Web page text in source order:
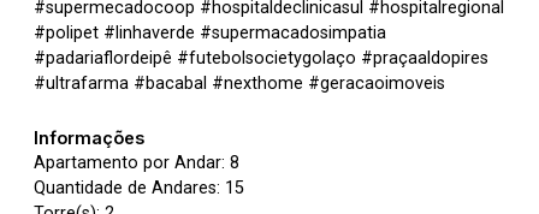
#supermecadocoop #hospitaldeclinicasul #hospitalregional
#polipet #linhaverde #supermacadosimpatia
#padariaflordeipê #futebolsocietygolaço #praçaaldopires
#ultrafarma #bacabal #nexthome #geracaoimoveis
Informações
Apartamento por Andar: 8
Quantidade de Andares: 15